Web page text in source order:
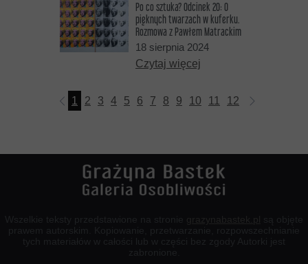
Po co sztuka? Odcinek 20: O
pięknych twarzach w kuferku.
Rozmowa z Pawłem Matrackim
18 sierpnia 2024
Czytaj więcej
1 2 3 4 5 6 7 8 9 10 11 12 13